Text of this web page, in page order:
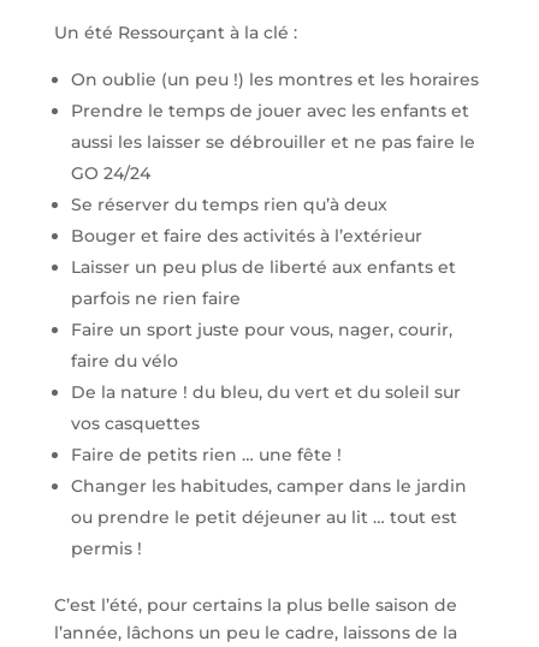
Un été Ressourçant à la clé :
On oublie (un peu !) les montres et les horaires
Prendre le temps de jouer avec les enfants et
aussi les laisser se débrouiller et ne pas faire le
GO 24/24
Se réserver du temps rien qu’à deux
Bouger et faire des activités à l’extérieur
Laisser un peu plus de liberté aux enfants et
parfois ne rien faire
Faire un sport juste pour vous, nager, courir,
faire du vélo
De la nature ! du bleu, du vert et du soleil sur
vos casquettes
Faire de petits rien … une fête !
Changer les habitudes, camper dans le jardin
ou prendre le petit déjeuner au lit … tout est
permis !
C’est l’été, pour certains la plus belle saison de
l’année, lâchons un peu le cadre, laissons de la